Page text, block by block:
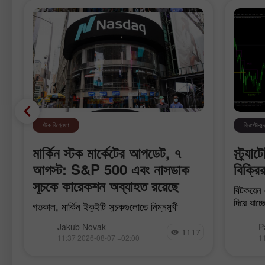
স্টক বিশ্লেষণ
মার্কিন স্টক মার্কেটের আপডেট, ৭
আগস্ট: S&P 500 এবং নাসডাক
সূচকে কারেকশন অব্যাহত রয়েছে
গতকাল, মার্কিন ইকুইটি সূচকগুলোতে নিম্নমুখী
সূচক 1.01% হ্রাস পেয়েছে, যখন নাসডাক 100
সূচক 0.06% হ্রাস পেয়েছে। তবে, ডাও জোন্স
Jakub Novak
11:37 2026-08-07 +02:00 1117
ক্রিপ্টো-
দিয়ে
ঘুরে